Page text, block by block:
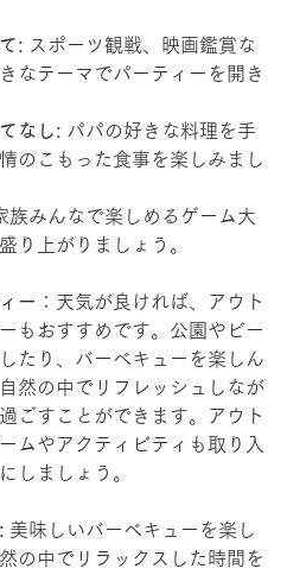
: スポーツ観戦、映画鑑賞な
なテーマでパーティーを開き
なし: パパの好きな料理を手
のこもった食事を楽しみまし
族みんなで楽しめるゲーム大
り上がりましょう。
ー ：天気が良ければ、アウト
もおすすめです。公園やビー
たり、バーベキューを楽しん
然の中でリフレッシュしなが
ごすことができます。アウト
ムやアクティビティも取り入
しましょう。
美味しいバーベキューを楽し
の中でリラックスした時間を